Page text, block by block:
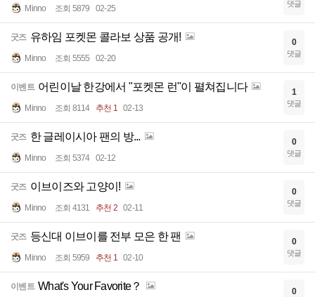
Minno 조회 5879 02-25 댓글
굿즈 유하임 포켓몬 콜라보 상품 공개!
Minno 조회 5555 02-20
0
댓글
이벤트 어린이날 한강에서 "포켓몬 런"이 펼쳐집니다
Minno 조회 8114 추천 1 02-13
1
댓글
굿즈 한 글레이시아 팬의 방...
Minno 조회 5374 02-12
0
댓글
굿즈 이브이즈와 고양이!
Minno 조회 4131 추천 2 02-11
0
댓글
굿즈 등신대 이브이를 전부 모은 한 팬
Minno 조회 5959 추천 1 02-10
0
댓글
이벤트 What's Your Favorite？ 0